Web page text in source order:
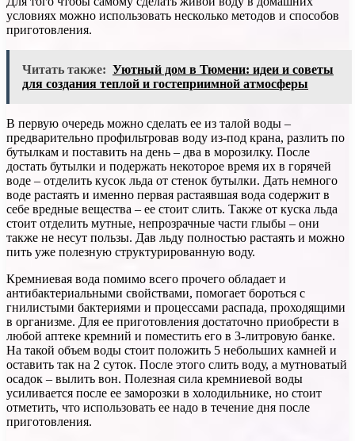
условиях можно использовать несколько методов и способов
приготовления.
Читать также: Уютный дом в Тюмени: идеи и советы
для создания теплой и гостеприимной атмосферы
В первую очередь можно сделать ее из талой воды –
предварительно профильтровав воду из-под крана, разлить по
бутылкам и поставить на день – два в морозилку. После
достать бутылки и подержать некоторое время их в горячей
воде – отделить кусок льда от стенок бутылки. Дать немного
воде растаять и именно первая растаявшая вода содержит в
себе вредные вещества – ее стоит слить. Также от куска льда
стоит отделить мутные, непрозрачные части глыбы – они
также не несут пользы. Дав льду полностью растаять и можно
пить уже полезную структурированную воду.
Кремниевая вода помимо всего прочего обладает и
антибактериальными свойствами, помогает бороться с
гнилистыми бактериями и процессами распада, проходящими
в организме. Для ее приготовления достаточно приобрести в
любой аптеке кремний и поместить его в 3-литровую банке.
На такой объем воды стоит положить 5 небольших камней и
оставить так на 2 суток. После этого слить воду, а мутноватый
осадок – вылить вон. Полезная сила кремниевой воды
усиливается после ее заморозки в холодильнике, но стоит
отметить, что использовать ее надо в течение дня после
приготовления.